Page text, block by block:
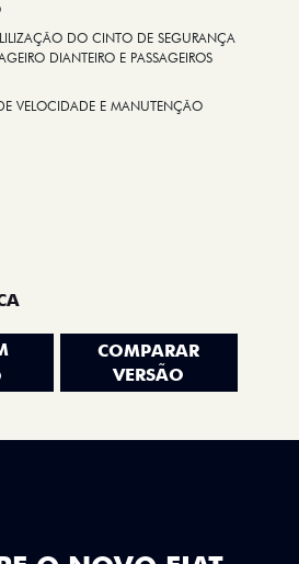
DO CINTO DE SEGURANÇA
DIANTEIRO E PASSAGEIROS
VELOCIDADE E MANUTENÇÃO
COMPARAR
VERSÃO